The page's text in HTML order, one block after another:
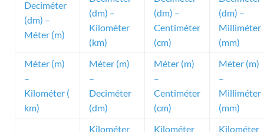
Deciméter
(dm) –
Méter (m)
(dm) –
Kilométer
(km)
(dm) –
Centiméter
(cm)
(dm) –
Milliméter
(mm)
Méter (m)
–
Kilométer (
km)
Méter (m)
–
Deciméter
(dm)
Méter (m)
–
Centiméter
(cm)
Méter (m)
–
Milliméter
(mm)
Kilométer
Kilométer
Kilométer